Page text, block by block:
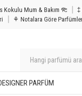
⩭ Lüks Kokulu Mum & Bakım 𐦝 ‡
⚘ Notalara Göre
PARFÜM